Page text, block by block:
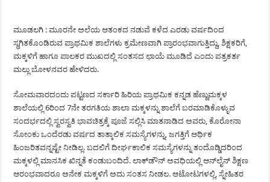
ಮೂಡಲಗಿ : ಮೂರನೇ ಅಲೆಯ ಆತಂಕದ ನಡುವೆ ಕಳೆದ ಎರಡು ವರ್ಷದಿಂದ
ಸ್ಥಗಿತಕೊಂಡಿರುವ ಪ್ರಾಥಮಿಕ ಶಾಲೆಗಳು ಕ್ರಮೇಣವಾಗಿ ಪ್ರಾರಂಭವಾಗುತ್ತಿದ್ದು, ಶಿಕ್ಷಕರಿಗೆ,
ಮಕ್ಕಳಿಗೆ ಹಾಗೂ ಪಾಲಕರ ಮುಖದಲ್ಲಿ ಸಂತಸದ ಛಾಯೆ ಮೂಡಿದೆ ಎಂದು ಪತ್ರಕರ್ತ
ಮಲ್ಲು ಬೋಳನವರ ಹೇಳಿದರು.
ಸೋಮವಾರದಂದು ಪಟ್ಟಣದ ಸರ್ಕಾರಿ ಹಿರಿಯ ಪ್ರಾಥಮಿಕ ಕನ್ನಡ ಹೆಣ್ಣುಮಕ್ಕಳ
ಶಾಲೆಯಲ್ಲಿ 6ರಿಂದ 7ನೇ ತರಗತಿಯ ಶಾಲಾ ಮಕ್ಕಳನ್ನು ಶಾಲೆಗೆ ಬರಮಾಡಿಕೊಳ್ಳುವ
ಸಂದರ್ಭದಲ್ಲಿ ಸ್ವರಸ್ವತಿ ಭಾವಚಿತ್ರಕ್ಕೆ ಪೂಜೆ ಸಲ್ಲಿಸಿ ಮಾತನಾಡಿದ ಅವರು, ಕೊರೋನಾ
ಸೋಂಕು ಒಂದೆರಡು ವರ್ಷದ ತಾತ್ಕಾಲಿಕ ಸಮಸ್ಯೆಗಳನ್ನು, ಜಗತ್ತಿಗೆ ಆರ್ಥಿಕ
ಹಿಂಜರಿತವನ್ನಷ್ಟೇ ನೀಡಿಲ್ಲ. ಬದಲಿಗೆ ದೀರ್ಘಕಾಲಿಕ ಸಮಸ್ಯೆಗಳನ್ನು ತಂದೊಡ್ಡಿದರಿಂದ
ಮಕ್ಕಳಲ್ಲಿ ಮಾನಸಿಕ ಖಿನ್ನತೆ ಕಂಡುಬಂದಿದೆ. ಲಾಕ್‍ಡೌನ್ ಅವಧಿಯಲ್ಲಿ ಆನ್‍ಲೈನ್ ಶಿಕ್ಷಣ
ಆರಂಭವಾದರೂ ಅನೇಕ ಮಕ್ಕಳಿಗೆ ಅದು ಸಂತಸ ನೀಡಲ. ಆಟೋಟಗಳಲ್ಲಿ, ಸ್ನೇಹಿತರ